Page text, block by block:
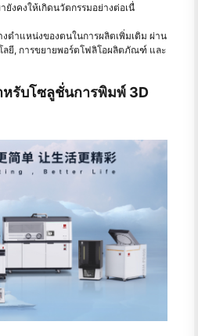
ยังคงให้เกิดนวัตกรรมอย่างต่อเนื่
ตําแหน่งของตนในการผลิตเพิ่มเติม ผ่าน
ลยี, การขยายพอร์ตโฟลิโอผลิตภัณฑ์ และ
รับโซลูชั่นการพิมพ์ 3D